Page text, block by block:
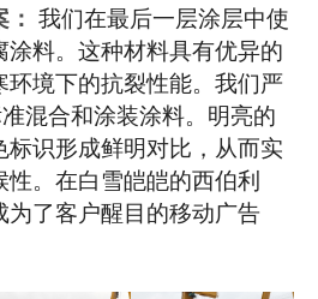
我们在最后一层涂层中使
料。这种材料具有优异的
境下的抗裂性能。我们严
混合和涂装涂料。明亮的
识形成鲜明对比，从而实
。在白雪皑皑的西伯利
了客户醒目的移动广告